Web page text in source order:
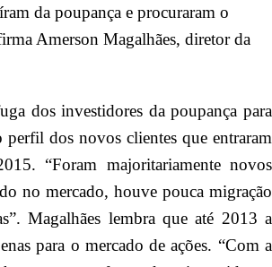
da poupança e procuraram o
Amerson Magalhães, diretor da
dos investidores da poupança para
dos novos clientes que entraram
“Foram majoritariamente novos
no mercado, houve pouca migração
Magalhães lembra que até 2013 a
para o mercado de ações. “Com a